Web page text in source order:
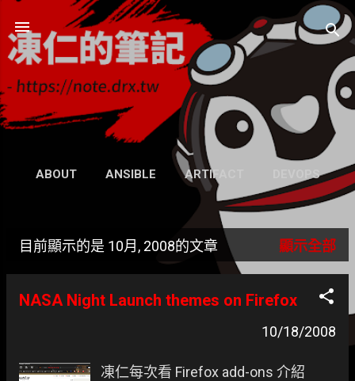
跳到主要內容
凍仁的筆記
- https://note.drx.tw
網頁
ABOUT ANSIBLE ARTIFACT DEVOPS
WIKI 更多…
GRAVATAR
表
目前顯示的是 10月, 2008的文章 顯示全部
NASA Night Launch themes on Firefox
10/18/2008
凍仁每次看 Firefox add-ons 介紹